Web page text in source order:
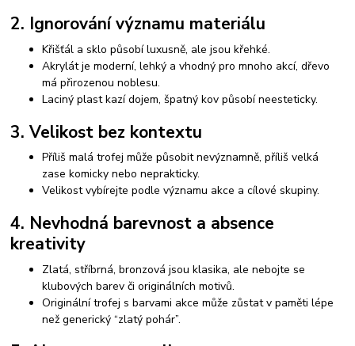
2. Ignorování významu materiálu
Křišťál a sklo působí luxusně, ale jsou křehké.
Akrylát je moderní, lehký a vhodný pro mnoho akcí, dřevo
má přirozenou noblesu.
Laciný plast kazí dojem, špatný kov působí neesteticky.
3. Velikost bez kontextu
Příliš malá trofej může působit nevýznamně, příliš velká
zase komicky nebo neprakticky.
Velikost vybírejte podle významu akce a cílové skupiny.
4. Nevhodná barevnost a absence
kreativity
Zlatá, stříbrná, bronzová jsou klasika, ale nebojte se
klubových barev či originálních motivů.
Originální trofej s barvami akce může zůstat v paměti lépe
než generický “zlatý pohár”.